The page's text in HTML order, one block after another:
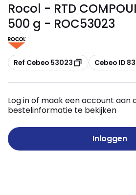
Rocol - RTD
500 g - ROC53023
Kopiëren
Ref Cebeo 53023 Kopiëren
Cebeo ID
Log in of maak een account aan
bestelinformatie te bekijken
Inloggen